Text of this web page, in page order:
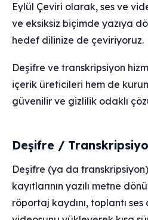
Eylül Çeviri olarak, ses ve
ve eksiksiz biçimde yazıya
hedef dilinize de çeviriyoruz.
Deşifre ve transkripsiyon
içerik üreticileri hem de
güvenilir ve gizlilik odaklı
Deşifre /
Deşifre (ya da
kayıtlarının yazılı metne
röportaj kaydını, toplantı